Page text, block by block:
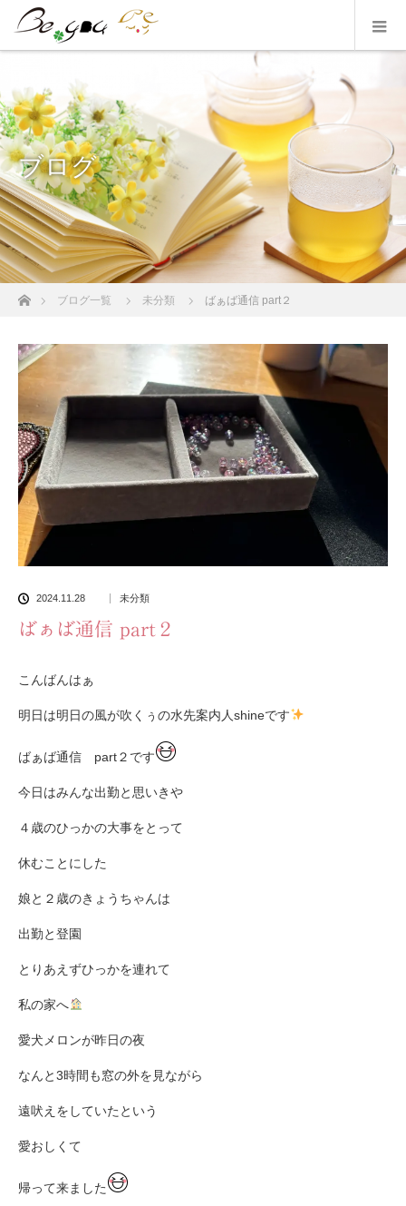
ブログ
ホームブログ一覧 未分類 ばぁば通信 part２
2024.11.28 未分類
ばぁば通信 part２
こんばんはぁ
明日は明日の風が吹くぅの水先案内人shineです
ばぁば通信 part２です
今日はみんな出勤と思いきや
４歳のひっかの大事をとって
休むことにした
娘と２歳のきょうちゃんは
出勤と登園
とりあえずひっかを連れて
私の家へ
愛犬メロンが昨日の夜
なんと3時間も窓の外を見ながら
遠吠えをしていたという
愛おしくて
帰って来ました